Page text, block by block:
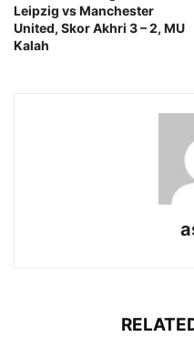
Leipzig vs Manchester
United, Skor Akhri 3 – 2, MU
Kalah